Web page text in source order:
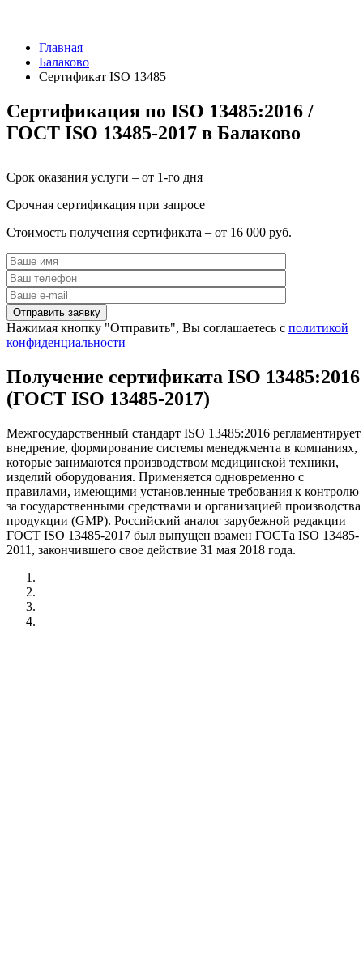
Главная
Балаково
Сертификат ISO 13485
Сертификация по ISO 13485:2016 /
ГОСТ ISO 13485-2017 в Балаково
Срок оказания услуги – от 1-го дня
Срочная сертификация при запросе
Стоимость получения сертификата – от 16 000 руб.
Нажимая кнопку "Отправить", Вы соглашаетесь с политикой
конфиденциальности
Получение сертификата ISO 13485:2016
(ГОСТ ISO 13485-2017)
Межгосударственный стандарт ISO 13485:2016 регламентирует
внедрение, формирование системы менеджмента в компаниях,
которые занимаются производством медицинской техники,
изделий оборудования. Применяется одновременно с
правилами, имеющими установленные требования к контролю
за государственными средствами и организацией производства
продукции (GMP). Российский аналог зарубежной редакции
ГОСТ ISO 13485-2017 был выпущен взамен ГОСТа ISO 13485-
2011, закончившего свое действие 31 мая 2018 года.